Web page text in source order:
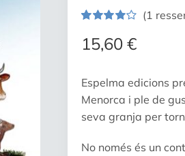
4.00 sobre
5 en funció
de client
(1
15,60 €
Espelma edicions
Menorca i ple de
seva granja per
No només és un